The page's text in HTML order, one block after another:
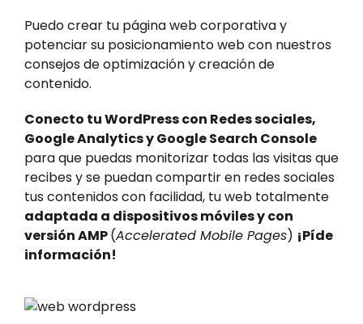
Puedo crear tu página web corporativa y
potenciar su posicionamiento web con nuestros
consejos de optimización y creación de
contenido.
Conecto tu WordPress con Redes sociales,
Google Analytics y Google Search Console
para que puedas monitorizar todas las visitas que
recibes y se puedan compartir en redes sociales
tus contenidos con facilidad, tu web totalmente
adaptada a dispositivos móviles y con
versión AMP(Accelerated Mobile Pages) ¡Píde
información!